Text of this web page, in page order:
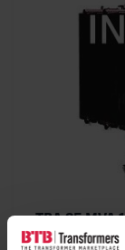
TBA 25 MVA